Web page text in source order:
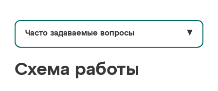
Часто задаваемые вопросы ▼
Схема работы